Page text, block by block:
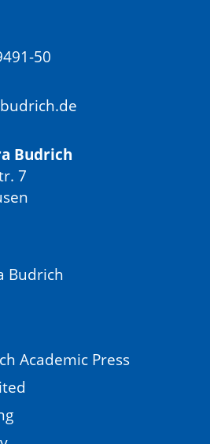
50
Budrich
7
Budrich
Academic Press